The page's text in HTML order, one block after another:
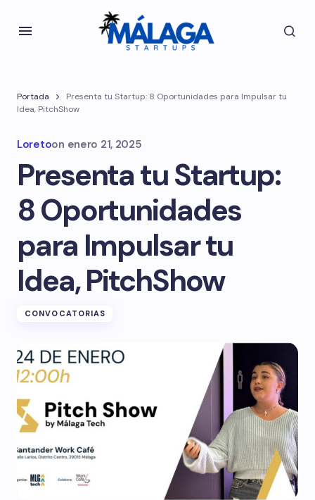
Portada
Presenta tu Startup: 8 Oportunidades para Impulsar tu
Idea, PitchShow
Loretoon enero 21, 2025
Presenta tu Startup:
8 Oportunidades
para Impulsar tu
Idea, PitchShow
CONVOCATORIAS